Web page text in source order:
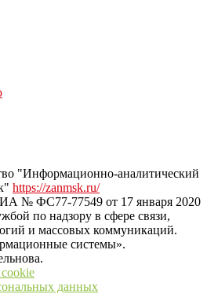
дня в Тульской области на сайте
"Информационно-аналитический
https://zanmsk.ru/
№ ФС77-77549 от 17 января 2020
по надзору в сфере связи,
и массовых коммуникаций.
системы».
данных